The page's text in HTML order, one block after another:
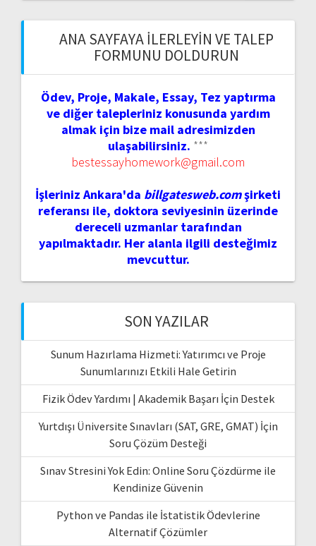
ANA SAYFAYA İLERLEYIN VE TALEP
FORMUNU DOLDURUN
Ödev, Proje, Makale, Essay, Tez yaptırma
ve diğer talepleriniz konusunda yardım
almak için bize mail adresimizden
ulaşabilirsiniz. ***
bestessayhomework@gmail.com
İşleriniz Ankara'da billgatesweb.comşirketi
referansı ile, doktora seviyesinin üzerinde
dereceli uzmanlar tarafından
yapılmaktadır. Her alanla ilgili desteğimiz
mevcuttur.
SON YAZILAR
Sunum Hazırlama Hizmeti: Yatırımcı ve Proje
Sunumlarınızı Etkili Hale Getirin
Fizik Ödev Yardımı | Akademik Başarı İçin Destek
Yurtdışı Üniversite Sınavları (SAT, GRE, GMAT) İçin
Soru Çözüm Desteği
Sınav Stresini Yok Edin: Online Soru Çözdürme ile
Kendinize Güvenin
Python ve Pandas ile İstatistik Ödevlerine
Alternatif Çözümler